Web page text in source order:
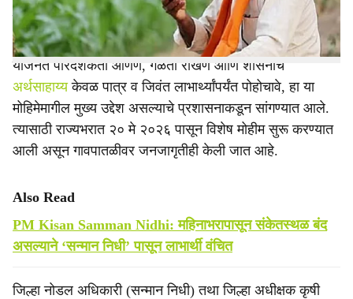
वंचित राहू शकतात, असा इशारा प्रशासनाने दिला आहे.
योजनेत पारदर्शकता आणणे, गळती रोखणे आणि शासनाचे
अर्थसाहाय्यकेवळ पात्र व जिवंत लाभार्थ्यांपर्यंत पोहोचावे, हा या
मोहिमेमागील मुख्य उद्देश असल्याचे प्रशासनाकडून सांगण्यात आले.
त्यासाठी राज्यभरात २० मे २०२६ पासून विशेष मोहीम सुरू करण्यात
आली असून गावपातळीवर जनजागृतीही केली जात आहे.
Also Read
PM Kisan Samman Nidhi: महिनाभरापासून संकेतस्थळ बंद
असल्याने ‘सन्मान निधी’ पासून लाभार्थी वंचित
जिल्हा नोडल अधिकारी (सन्मान निधी) तथा जिल्हा अधीक्षक कृषी